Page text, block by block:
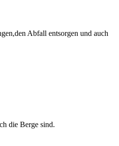
Abfall entsorgen und auch
die Berge sind.